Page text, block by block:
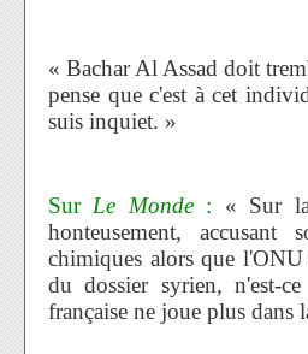
« Bachar Al Assad doit
pense que c'est à cet
suis inquiet. »
Sur Le Monde : « Sur
honteusement,
chimiques alors que l'ONU
du dossier syrien, n'est-
française ne joue plus dans